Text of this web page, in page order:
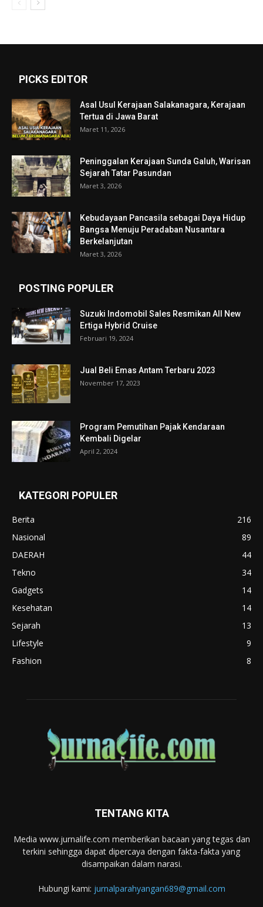
PICKS EDITOR
Asal Usul Kerajaan Salakanagara, Kerajaan
Tertua di Jawa Barat
Maret 11, 2026
Peninggalan Kerajaan Sunda Galuh, Warisan
Sejarah Tatar Pasundan
Maret 3, 2026
Kebudayaan Pancasila sebagai Daya Hidup
Bangsa Menuju Peradaban Nusantara
Berkelanjutan
Maret 3, 2026
POSTING POPULER
Suzuki Indomobil Sales Resmikan All New
Ertiga Hybrid Cruise
Februari 19, 2024
Jual Beli Emas Antam Terbaru 2023
November 17, 2023
Program Pemutihan Pajak Kendaraan
Kembali Digelar
April 2, 2024
KATEGORI POPULER
Berita
216
Nasional
89
DAERAH
44
Tekno
34
Gadgets
14
Kesehatan
14
Sejarah
13
Lifestyle
9
Fashion
8
TENTANG KITA
Media www.jurnalife.com memberikan bacaan yang tegas dan
terkini sehingga dapat dipercaya dengan fakta-fakta yang
disampaikan dalam narasi.
Hubungi kami: jurnalparahyangan689@gmail.com